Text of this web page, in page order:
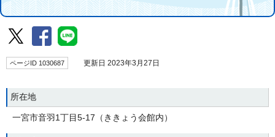
ページID 1030687 更新日 2023年3月27日
所在地
一宮市音羽1丁目5-17（ききょう会館内）